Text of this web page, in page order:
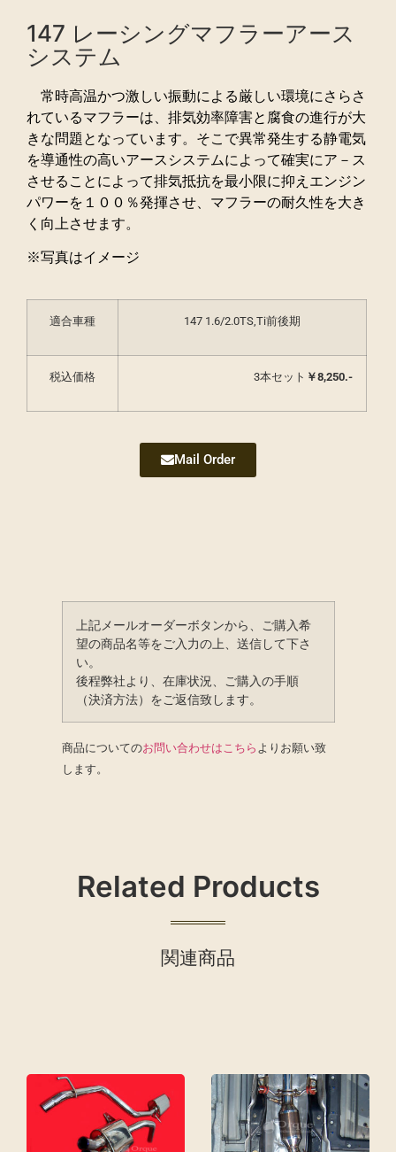
147 レーシングマフラーアース
システム
常時高温かつ激しい振動による厳しい環境にさらさ
れているマフラーは、排気効率障害と腐食の進行が大
きな問題となっています。そこで異常発生する静電気
を導通性の高いアースシステムによって確実にア－ス
させることによって排気抵抗を最小限に抑えエンジン
パワーを１００％発揮させ、マフラーの耐久性を大き
く向上させます。
※写真はイメージ
適合車種 147 1.6/2.0TS,Ti前後期
税込価格 3本セット ￥8,250.-
Mail Order
上記メールオーダーボタンから、ご購入希
望の商品名等をご入力の上、送信して下さ
い。
後程弊社より、在庫状況、ご購入の手順
（決済方法）をご返信致します。
商品についてのお問い合わせはこちら よりお願い致
します。
Related Products
関連商品